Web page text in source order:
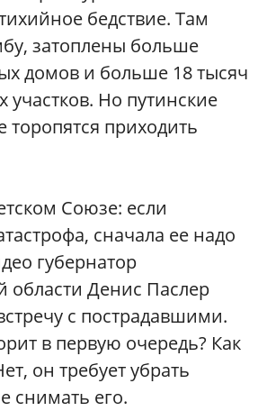
бедствие. Там
затоплены больше
домов и больше 18 тысяч
участков. Но путинские
приходить
Союзе: если
сначала ее надо
губернатор
области Денис Паслер
с пострадавшими.
в первую очередь? Как
он требует убрать
снимать его.